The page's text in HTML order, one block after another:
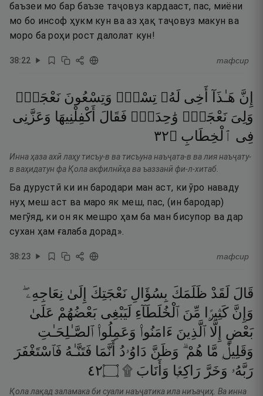
баъзеи мо бар баъзе таҷовуз кардааст, пас, миёни
мо бо инсоф ҳукм кун ва аз ҳақ таҷовуз макун ва
моро ба роҳи рост далолат кун!
38:22 тафсир
إِنَّ هَـٰذَآ أَخِى لَهُۥ تِسْعٌۭ وَتِسْعُونَ نَعْجَةًۭ
وَلِىَ نَعْجَةٌۭ وَٰحِدَةٌۭ فَقَالَ أَكْفِلْنِيهَا وَعَزَّنِى
فِى ٱلْخِطَابِ ۝٢٣
Инна ҳаза ахӣ лаҳу тисъу-в ва тисъуна наъҷата-в ва лия наъҷату-
в ваҳидатун фа Қола акфилнӣҳа ва ъаззанӣ фи-л-хитаб.
Ба дурустӣ ки ин бародари ман аст, ки ӯро наваду
нуҳ меш аст ва маро як меш, пас, (ин бародар)
мегӯяд, ки он як мешро ҳам ба ман бисупор ва дар
сухан ҳам ғалаба дорад».
38:23 тафсир
قَالَ لَقَدْ ظَلَمَكَ بِسُؤَالِ نَعْجَتِكَ إِلَىٰ نِعَاجِهِۦ ۖ
وَإِنَّ كَثِيرًۭا مِّنَ ٱلْخُلَطَآءِ لَيَبْغِى بَعْضُهُمْ عَلَىٰ
بَعْضٍ
إِلَّا ٱلَّذِينَ ءَامَنُوا۟ وَعَمِلُوا۟ ٱلصَّـٰلِحَـٰتِ
وَقَلِيلٌۭ مَّا هُمْ ۗ وَظَنَّ دَاوُۥدُ أَنَّمَا فَتَنَّـٰهُ فَٱسْتَغْفَرَ
رَبَّهُۥ وَخَرَّ رَاكِعًۭا وَأَنَابَ ۩ ۝٢٤
Қола лақад заламака би суали наъҷатика ила ниъаҷиҳ. Ва инна